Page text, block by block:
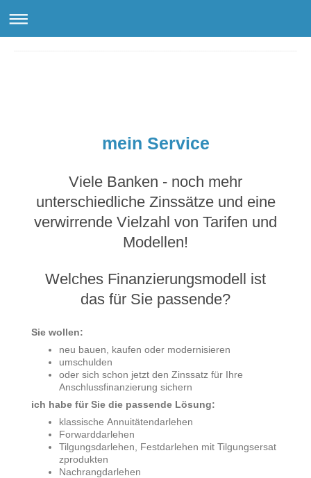
mein Service
Viele Banken - noch mehr
unterschiedliche Zinssätze und eine
verwirrende Vielzahl von Tarifen und
Modellen!
Welches Finanzierungsmodell ist
das für Sie passende?
Sie wollen:
neu bauen, kaufen oder modernisieren
umschulden
oder sich schon jetzt den Zinssatz für Ihre
Anschlussfinanzierung sichern
ich habe für Sie die passende Lösung:
klassische Annuitätendarlehen
Forwarddarlehen
Tilgungsdarlehen, Festdarlehen mit Tilgungsersat
zprodukten
Nachrangdarlehen